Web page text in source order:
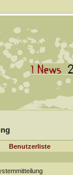
Benutzerliste